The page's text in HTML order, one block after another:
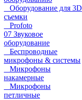
Оборудование для 3D
съемки
Profoto
07 Звуковое
оборудование
Беспроводные
микрофоны & системы
Микрофоны
накамерные
Микрофоны
петличные